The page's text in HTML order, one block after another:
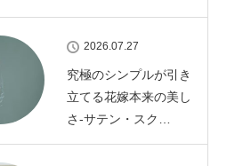
2026.07.27
究極のシンプルが引き
立てる花嫁本来の美し
さ-サテン・スク…